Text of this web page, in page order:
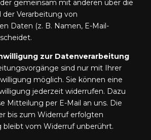
gemeinsam mit anderen über die
Verarbeitung von
Daten (z. B. Namen, E-Mail-
zur Datenverarbeitung
sind nur mit Ihrer
möglich. Sie können eine
jederzeit widerrufen. Dazu
Mitteilung per E-Mail an uns. Die
bis zum Widerruf erfolgten
bleibt vom Widerruf unberührt.